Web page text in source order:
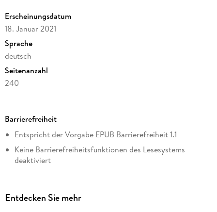
Erscheinungsdatum
18. Januar 2021
Sprache
deutsch
Seitenanzahl
240
Reihe
Fiona O'Connor ermittelt, 1
Autor/Autorin
Molly Flanaghan
Aufbau Digital
Barrierefreiheit
Entspricht der Vorgabe EPUB Barrierefreiheit 1.1
Keine Barrierefreiheitsfunktionen des Lesesystems
deaktiviert
Entdecken Sie mehr